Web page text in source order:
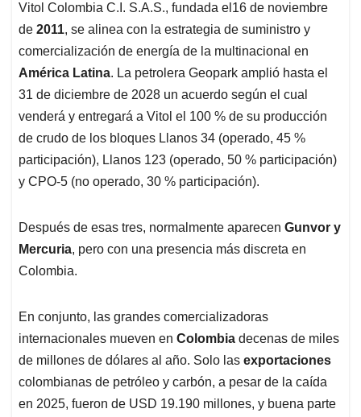
Vitol Colombia C.I. S.A.S., fundada el16 de noviembre
de 2011, se alinea con la estrategia de suministro y
comercialización de energía de la multinacional en
América Latina. La petrolera Geopark amplió hasta el
31 de diciembre de 2028 un acuerdo según el cual
venderá y entregará a Vitol el 100 % de su producción
de crudo de los bloques Llanos 34 (operado, 45 %
participación), Llanos 123 (operado, 50 % participación)
y CPO-5 (no operado, 30 % participación).
Después de esas tres, normalmente aparecen Gunvor y
Mercuria, pero con una presencia más discreta en
Colombia.
En conjunto, las grandes comercializadoras
internacionales mueven en Colombia decenas de miles
de millones de dólares al año. Solo las exportaciones
colombianas de petróleo y carbón, a pesar de la caída
en 2025, fueron de USD 19.190 millones, y buena parte